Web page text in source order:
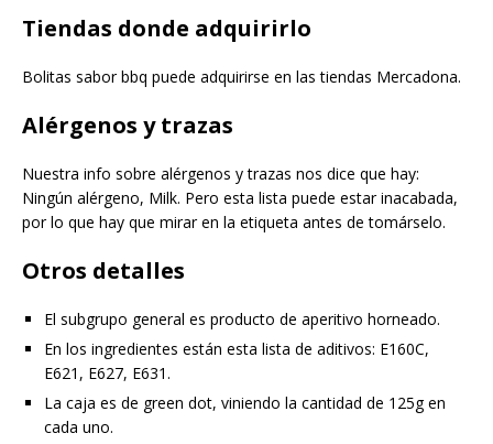
Tiendas donde adquirirlo
Bolitas sabor bbq puede adquirirse en las tiendas Mercadona.
Alérgenos y trazas
Nuestra info sobre alérgenos y trazas nos dice que hay:
Ningún alérgeno, Milk. Pero esta lista puede estar inacabada,
por lo que hay que mirar en la etiqueta antes de tomárselo.
Otros detalles
El subgrupo general es producto de aperitivo horneado.
En los ingredientes están esta lista de aditivos: E160C,
E621, E627, E631.
La caja es de green dot, viniendo la cantidad de 125g en
cada uno.